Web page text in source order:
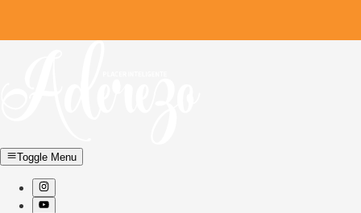
Toggle Menu